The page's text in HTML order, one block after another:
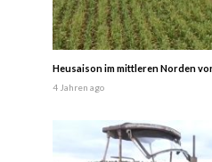
Heusaison im mittleren Norden
4 Jahren ago